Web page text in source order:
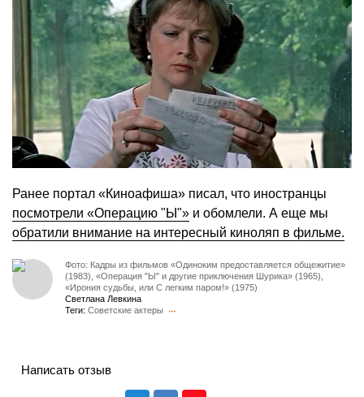
Ранее портал «Киноафиша» писал, что иностранцы
посмотрели «Операцию "Ы"» и обомлели. А еще мы
обратили внимание на интересный киноляп в фильме.
Фото: Кадры из фильмов «Одиноким предоставляется общежитие»
(1983), «Операция "Ы" и другие приключения Шурика» (1965),
«Ирония судьбы, или С легким паром!» (1975)
Светлана Левкина
Теги: Советские актеры
Написать отзыв